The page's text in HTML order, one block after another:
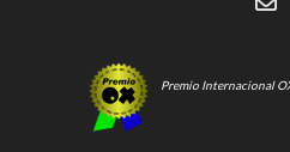
Premio Internacional